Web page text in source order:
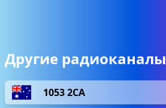
Другие радиоканалы
1053 2CA